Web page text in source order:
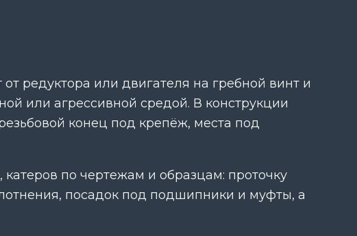
редуктора или двигателя на гребной винт и
или агрессивной средой. В конструкции
конец под крепёж, места под
по чертежам и образцам: проточку
посадок под подшипники и муфты, а